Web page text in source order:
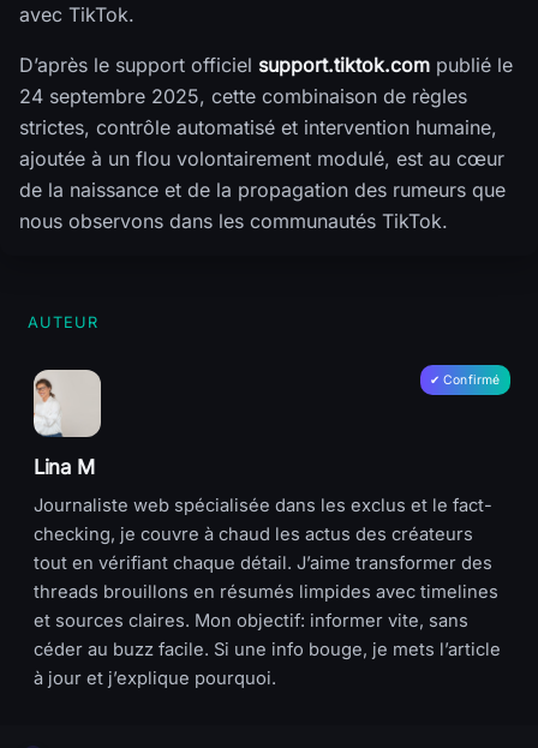
avec TikTok.
D’après le support officiel support.tiktok.com publié le
24 septembre 2025, cette combinaison de règles
strictes, contrôle automatisé et intervention humaine,
ajoutée à un flou volontairement modulé, est au cœur
de la naissance et de la propagation des rumeurs que
nous observons dans les communautés TikTok.
AUTEUR
Lina M
Journaliste web spécialisée dans les exclus et le fact-
checking, je couvre à chaud les actus des créateurs
tout en vérifiant chaque détail. J’aime transformer des
threads brouillons en résumés limpides avec timelines
et sources claires. Mon objectif: informer vite, sans
céder au buzz facile. Si une info bouge, je mets l’article
à jour et j’explique pourquoi.